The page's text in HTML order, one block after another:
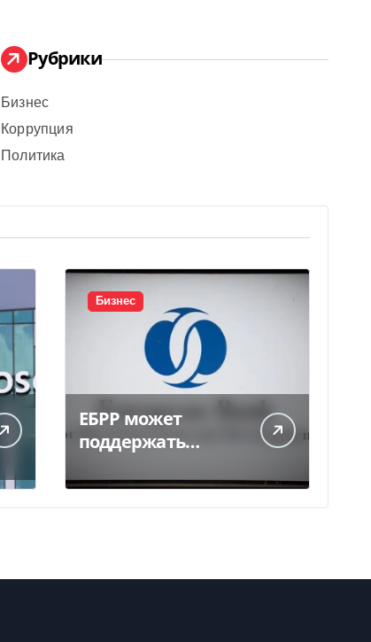
Рубрики
Бизнес
Коррупция
Политика
Бизнес
ЕБРР может
поддержать
украинского
бизнеса на 300 млн